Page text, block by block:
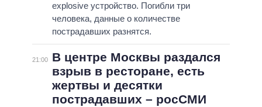
explosive устройство. Погибли три
человека, данные о количестве
пострадавших разнятся.
21:00
В центре Москвы раздался
взрыв в ресторане, есть
жертвы и десятки
пострадавших – росСМИ